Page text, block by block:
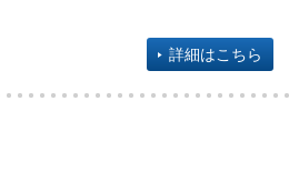
詳細はこちら